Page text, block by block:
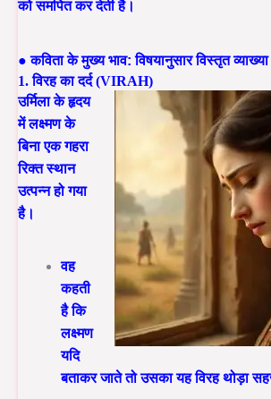
को समर्पित कर देती है।
● कविता के मुख्य भाव: विषयानुसार विस्तृत व्याख्या
1. विरह का दर्द (VIRAH)
उर्मिला के हृदय
में लक्ष्मण के
बिना एक गहरा
रिक्त स्थान
उत्पन्न हो गया
है।
वह
कहती
है कि
लक्ष्मण
यदि
बताकर जाते तो उसका यह विरह थोड़ा